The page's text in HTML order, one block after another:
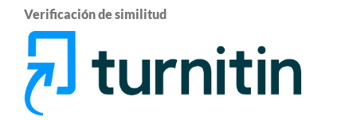
Verificación de similitud